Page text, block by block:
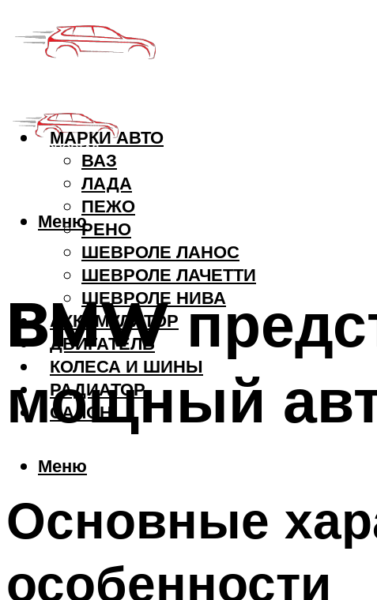
МАРКИ АВТО
ВАЗ
ЛАДА
ПЕЖО
РЕНО
ШЕВРОЛЕ ЛАНОС
ШЕВРОЛЕ ЛАЧЕТТИ
ШЕВРОЛЕ НИВА
АККУМУЛЯТОР
ДВИГАТЕЛЬ
КОЛЕСА И ШИНЫ
РАДИАТОР
САЛОН
Меню
Меню
BMW
мощный
Основные
особенности